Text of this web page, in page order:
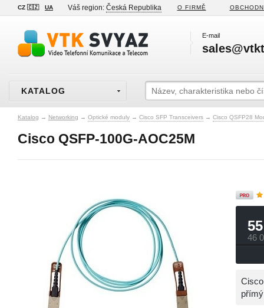
CZ 🇨🇿 UA Váš region: Česká Republika O FIRMĚ
E-mail
KATALOG
Katalog → Networking → Optické moduly → Cisco SFP Transceivers → Cisco QSFP28
Cisco QSFP-100G-AOC25M
46